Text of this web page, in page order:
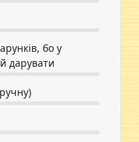
бо у
дарувати